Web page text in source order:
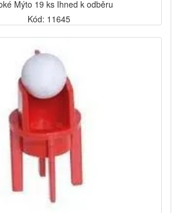
Mýto 19 ks Ihned k odběru
Kód: 11645